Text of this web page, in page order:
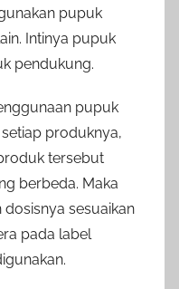
pupuk
Intinya pupuk
pendukung.
pupuk
produknya,
tersebut
berbeda. Maka
sesuaikan
pada label